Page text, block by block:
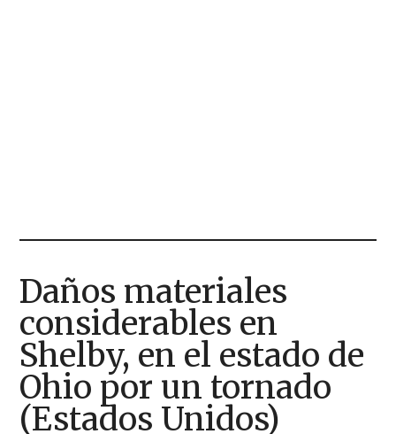
Daños materiales
considerables en
Shelby, en el estado de
Ohio por un tornado
(Estados Unidos)